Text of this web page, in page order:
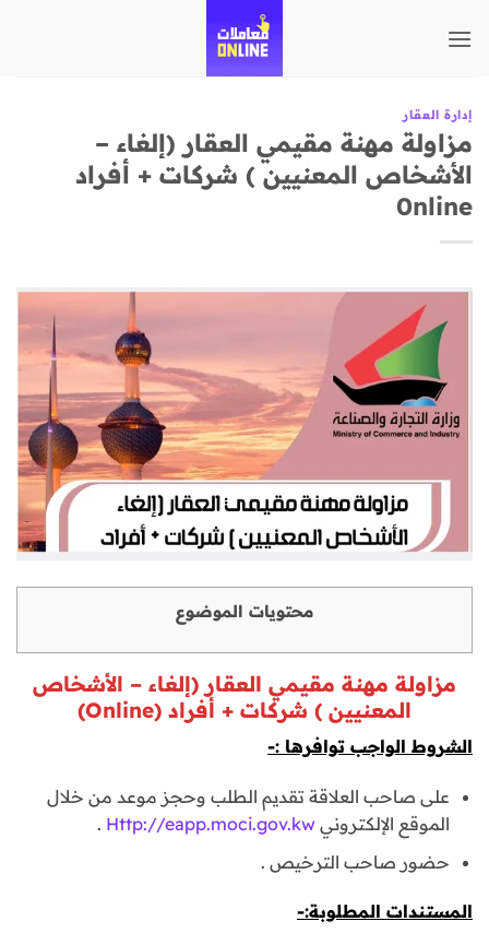
للمحتوى
إدارة العقار
مزاولة مهنة مقيمي العقار (إلغاء –
الأشخاص المعنيين ) شركات + أفراد
0nline
محتويات الموضوع
مزاولة مهنة مقيمي العقار (إلغاء – الأشخاص
المعنيين ) شركات + أفراد (Online)
الشروط الواجب توافرها :-
على صاحب العلاقة تقديم الطلب وحجز موعد من خلال
الموقع الإلكتروني Http://eapp.moci.gov.kw
.
حضور صاحب الترخيص .
المستندات المطلوبة:-